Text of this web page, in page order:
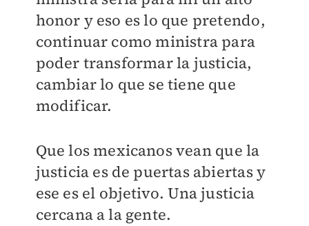
honor y eso es lo que pretendo,
continuar como ministra para
poder transformar la justicia,
cambiar lo que se tiene que
modificar.
Que los mexicanos vean que la
justicia es de puertas abiertas y
ese es el objetivo. Una justicia
cercana a la gente.